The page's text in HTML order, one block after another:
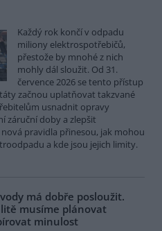
Každý rok končí v odpadu
miliony elektrospotřebičů,
přestože by mnohé z nich
mohly dál sloužit. Od 31.
července 2026 se tento přístup
začnou uplatňovat takzvané
usnadnit opravy
záruční doby a zlepšit
pravidla přinesou, jak mohou
a kde jsou jejich limity.
má dobře posloužit.
musíme plánovat
minulost